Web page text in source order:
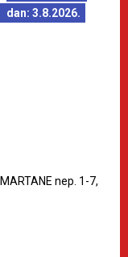
dan: 3.8.2026.
nep. 1-7,